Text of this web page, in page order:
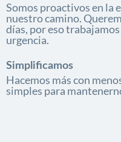
Somos proactivos en la
nuestro camino.
días, por eso
urgencia.
Simplificamos
Hacemos más con
simples para